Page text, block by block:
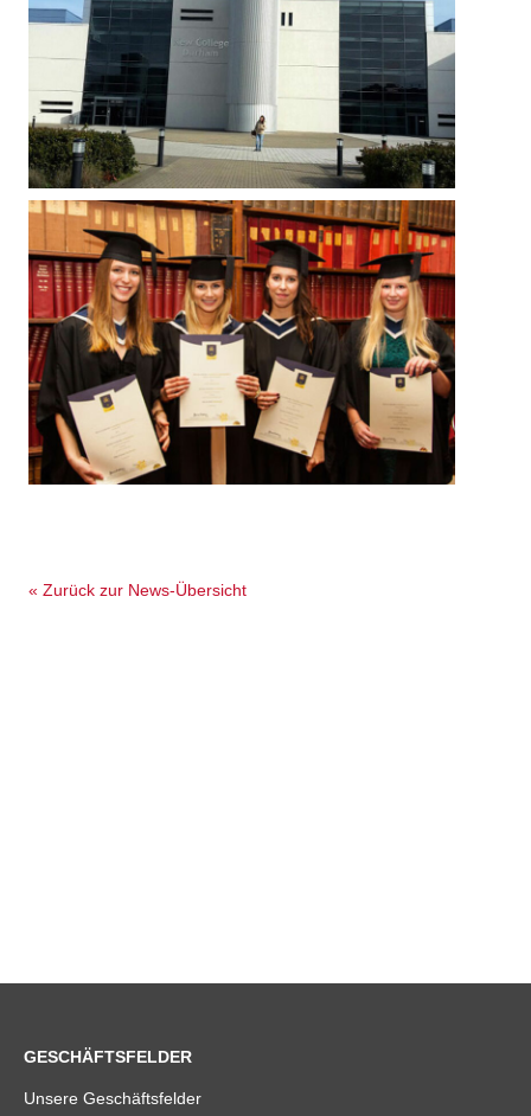
« Zurück zur News-Übersicht
GESCHÄFTSFELDER
Unsere Geschäftsfelder